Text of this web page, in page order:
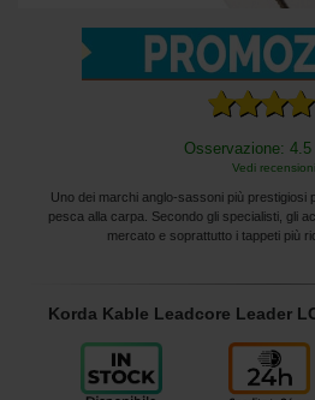
Osservazione:
Vedi recensioni
Uno dei marchi anglo-sassoni più prestigiosi
pesca alla carpa. Secondo gli specialisti, gli
mercato e soprattutto i tappeti più
Korda Kable Leadcore Leader